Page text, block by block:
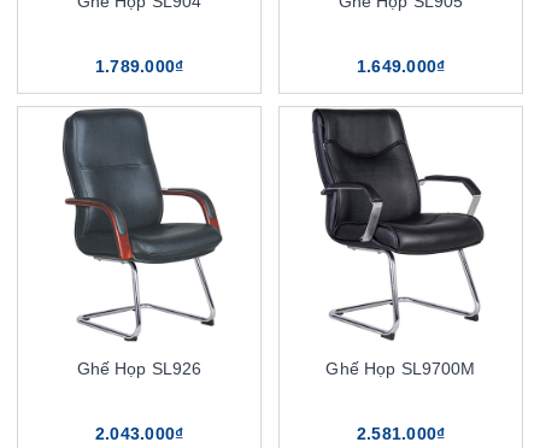
1.789.000₫ 1.649.000₫
Ghế Họp SL926
2.043.000₫
Ghế Họp SL9700M
2.581.000₫